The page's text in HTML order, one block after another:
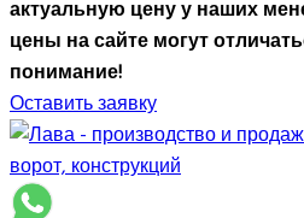
актуальную цену у наших
цены на сайте могут
понимание!
Оставить заявку